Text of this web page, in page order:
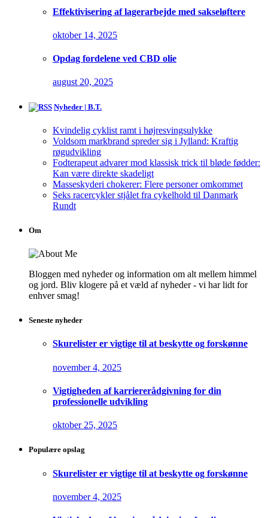
Effektivisering af lagerarbejde med sakseløftere
oktober 14, 2025
Opdag fordelene ved CBD olie
august 20, 2025
Nyheder | B.T.
Kvindelig cyklist ramt i højresvingsulykke
Voldsom markbrand spreder sig i Jylland: Kraftig
røgudvikling
Fodterapeut advarer mod klassisk trick til bløde fødder:
Kan være direkte skadeligt
Masseskyderi chokerer: Flere personer omkommet
Seks racercykler stjålet fra cykelhold til Danmark
Rundt
Om
Bloggen med nyheder og information om alt mellem himmel
og jord. Bliv klogere på et væld af nyheder - vi har lidt for
enhver smag!
Seneste nyheder
Skurelister er vigtige til at beskytte og forskønne
november 4, 2025
Vigtigheden af karriererådgivning for din
professionelle udvikling
oktober 25, 2025
Populære opslag
Skurelister er vigtige til at beskytte og forskønne
november 4, 2025